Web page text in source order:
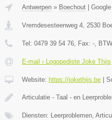
Antwerpen » Boechout
Vremdesesteenweg 4, 2530
Tel: 0479 39 54 76, Fax: -,
E-mail › Logopediste Joke Thijs
Website: https://jokethijs.be
Articulatie - Taal - en
Diensten: Leerproblemen,